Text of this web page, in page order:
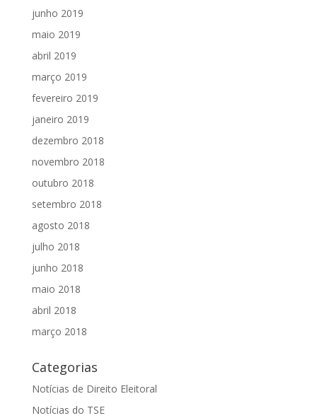
junho 2019
maio 2019
abril 2019
março 2019
fevereiro 2019
janeiro 2019
dezembro 2018
novembro 2018
outubro 2018
setembro 2018
agosto 2018
julho 2018
junho 2018
maio 2018
abril 2018
março 2018
Categorias
Notícias de Direito Eleitoral
Notícias do TSE